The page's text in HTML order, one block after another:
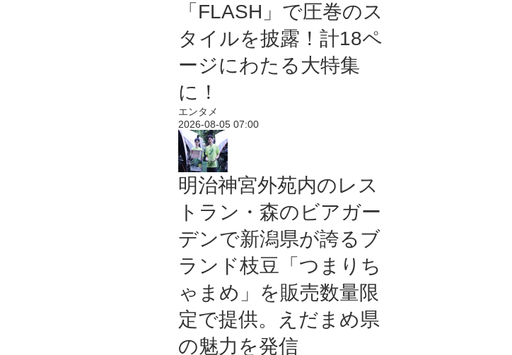
「FLASH」で圧巻のス
タイルを披露！計18ペ
ージにわたる大特集
に！
エンタメ
2026-08-05 07:00
明治神宮外苑内のレス
トラン・森のビアガー
デンで新潟県が誇るブ
ランド枝豆「つまりち
ゃまめ」を販売数量限
定で提供。えだまめ県
の魅力を発信